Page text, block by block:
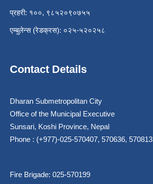
प्रहरी: १००, ९८५२०९०७५५
एम्बुलेन्स (रेडक्रस): ०२५-५२०२५८
Contact Details
Dharan Submetropolitan City
Office of the Municipal Executive
Sunsari, Koshi Province, Nepal
Phone : (+977)-025-570407, 570636, 570813
Fire Brigade: 025-570199